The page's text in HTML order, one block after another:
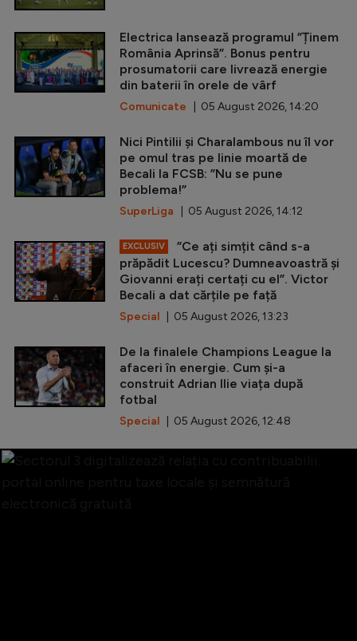
Electrica lansează programul ”Ținem
România Aprinsă”. Bonus pentru
prosumatorii care livrează energie
din baterii în orele de vârf
Comunicate | 05 August 2026, 14:20
Nici Pintilii și Charalambous nu îl vor
pe omul tras pe linie moartă de
Becali la FCSB: ”Nu se pune
problema!”
SuperLiga | 05 August 2026, 14:12
EXCLUSIV
”Ce ați simțit când s-a
prăpădit Lucescu? Dumneavoastră și
Giovanni erați certați cu el”. Victor
Becali a dat cărțile pe față
Special | 05 August 2026, 13:23
De la finalele Champions League la
afaceri în energie. Cum și-a
construit Adrian Ilie viața după
fotbal
Special | 05 August 2026, 12:48